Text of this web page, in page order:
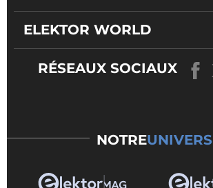
ELEKTOR WORLD
RÉSEAUX SOCIAUX
NOTREUNIVERS